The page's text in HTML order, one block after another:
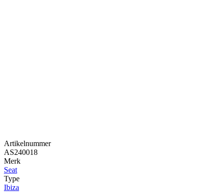
Artikelnummer
AS240018
Merk
Seat
Type
Ibiza